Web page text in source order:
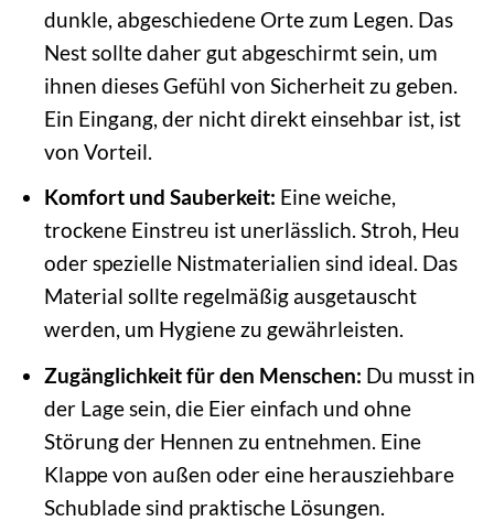
dunkle, abgeschiedene Orte zum Legen. Das
Nest sollte daher gut abgeschirmt sein, um
ihnen dieses Gefühl von Sicherheit zu geben.
Ein Eingang, der nicht direkt einsehbar ist, ist
von Vorteil.
Komfort und Sauberkeit: Eine weiche,
trockene Einstreu ist unerlässlich. Stroh, Heu
oder spezielle Nistmaterialien sind ideal. Das
Material sollte regelmäßig ausgetauscht
werden, um Hygiene zu gewährleisten.
Zugänglichkeit für den Menschen: Du musst in
der Lage sein, die Eier einfach und ohne
Störung der Hennen zu entnehmen. Eine
Klappe von außen oder eine herausziehbare
Schublade sind praktische Lösungen.